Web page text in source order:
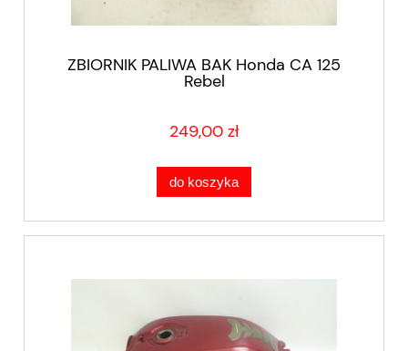
ZBIORNIK PALIWA BAK Honda CA 125
Rebel
249,00 zł
do koszyka